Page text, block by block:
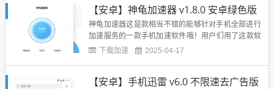
246 MB游戏版本：应该是最全版本了。支持系统：电
脑【游戏...
【安卓】神龟加速器 v1.8.0 安卓绿色版
神龟加速器这是款相当不错的能够针对手机全部进行
加速服务的一款手机加速软件哦！用户们用了这款软
件之后就不用担心自己的手机网络不够啦，上网的时
达到极佳的地步！所有的网速慢的烦恼全部都会被神
下载加速 2025-04-17
【安卓】手机迅雷 v6.0 不限速去广告版